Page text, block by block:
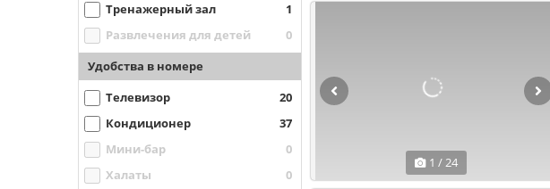
Тренажерный зал
1
Развлечения для детей
0
Удобства в номере
Телевизор
20
Кондиционер
37
Мини-бар
0
Халаты
0
1 / 24